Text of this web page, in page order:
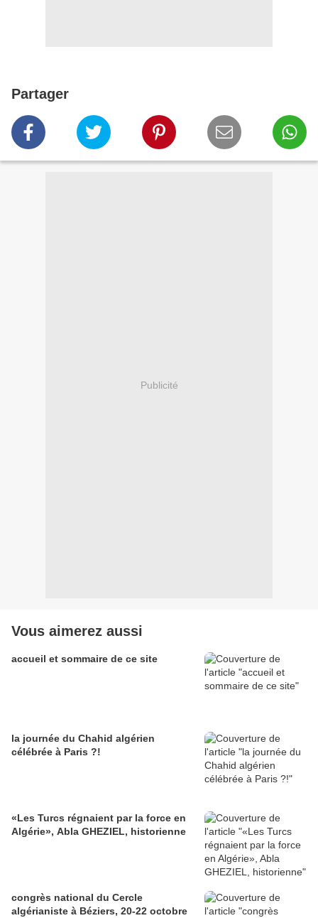
Partager
Publicité
Vous aimerez aussi
accueil et sommaire de ce site
la journée du Chahid algérien
célébrée à Paris ?!
«Les Turcs régnaient par la force en
Algérie», Abla GHEZIEL, historienne
congrès national du Cercle
algérianiste à Béziers, 20-22 octobre